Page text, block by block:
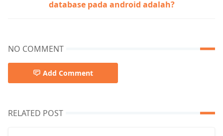
database pada android adalah?
NO COMMENT
Add Comment
RELATED POST